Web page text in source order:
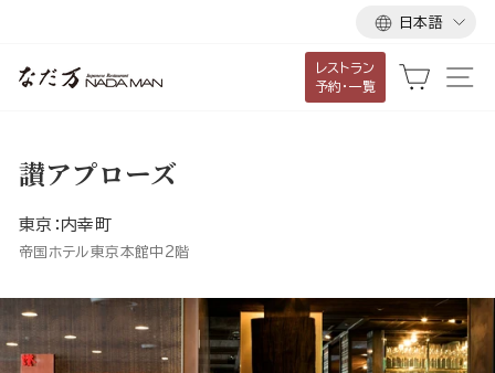
ツ
に
移
言
語
日本語
レストラン
予約・一覧
カート
讃アプローズ
東京：内幸町
帝国ホテル東京本館中2階